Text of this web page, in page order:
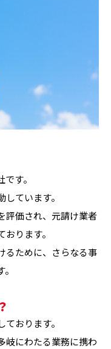
す。
ています。
評価され、元請け業者
ります。
るために、さらなる事
おります。
岐にわたる業務に携わ